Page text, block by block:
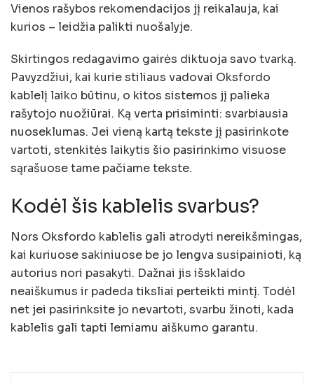
Vienos rašybos rekomendacijos jį reikalauja, kai
kurios – leidžia palikti nuošalyje.
Skirtingos redagavimo gairės diktuoja savo tvarką.
Pavyzdžiui, kai kurie stiliaus vadovai Oksfordo
kablelį laiko būtinu, o kitos sistemos jį palieka
rašytojo nuožiūrai. Ką verta prisiminti: svarbiausia
nuoseklumas. Jei vieną kartą tekste jį pasirinkote
vartoti, stenkitės laikytis šio pasirinkimo visuose
sąrašuose tame pačiame tekste.
Kodėl šis kablelis svarbus?
Nors Oksfordo kablelis gali atrodyti nereikšmingas,
kai kuriuose sakiniuose be jo lengva susipainioti, ką
autorius nori pasakyti. Dažnai jis išsklaido
neaiškumus ir padeda tiksliai perteikti mintį. Todėl
net jei pasirinksite jo nevartoti, svarbu žinoti, kada
kablelis gali tapti lemiamu aiškumo garantu.